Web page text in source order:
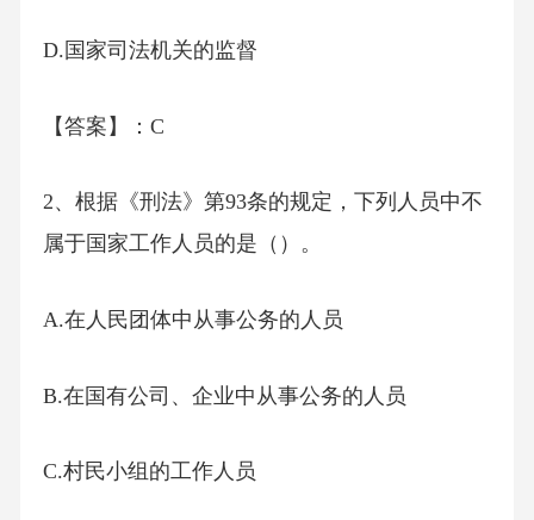
D.国家司法机关的监督
【答案】：C
2、根据《刑法》第93条的规定，下列人员中不
属于国家工作人员的是（）。
A.在人民团体中从事公务的人员
B.在国有公司、企业中从事公务的人员
C.村民小组的工作人员